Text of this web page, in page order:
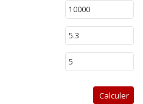
Calculer